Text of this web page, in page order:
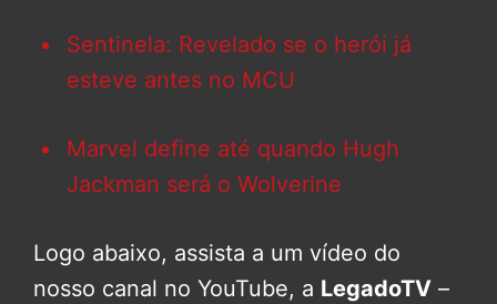
Sentinela: Revelado se o herói já
esteve antes no MCU
Marvel define até quando Hugh
Jackman será o Wolverine
Logo abaixo, assista a um vídeo do
nosso canal no YouTube, a LegadoTV –